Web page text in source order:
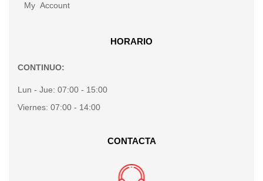
My Account
HORARIO
CONTINUO:
Lun - Jue: 07:00 - 15:00
Viernes: 07:00 - 14:00
CONTACTA